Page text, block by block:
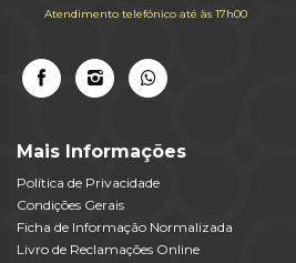
Atendimento telefónico até às 17h00
Mais Informações
Política de Privacidade
Condições Gerais
Ficha de Informação Normalizada
Livro de Reclamações Online